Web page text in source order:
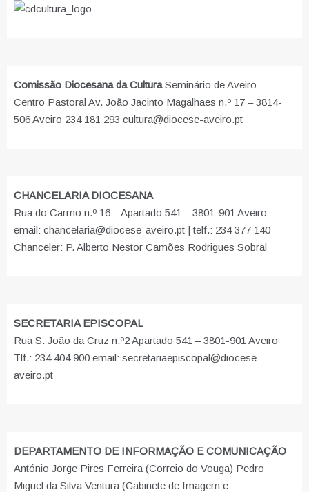
Comissão Diocesana da CulturaSeminário de Aveiro –
Centro Pastoral Av. João Jacinto Magalhaes n.º 17 – 3814-
506 Aveiro 234 181 293 cultura@diocese-aveiro.pt
CHANCELARIA DIOCESANA
Rua do Carmo n.º 16 – Apartado 541 – 3801-901 Aveiro
email: chancelaria@diocese-aveiro.pt | telf.: 234 377 140
Chanceler: P. Alberto Nestor Camões Rodrigues Sobral
SECRETARIA EPISCOPAL
Rua S. João da Cruz n.º2 Apartado 541 – 3801-901 Aveiro
Tlf.: 234 404 900 email: secretariaepiscopal@diocese-
aveiro.pt
DEPARTAMENTO DE INFORMAÇÃO E COMUNICAÇÃO
António Jorge Pires Ferreira (Correio do Vouga) Pedro
Miguel da Silva Ventura (Gabinete de Imagem e